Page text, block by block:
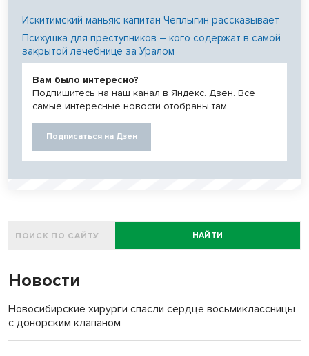
Искитимский маньяк: капитан Чеплыгин рассказывает
Психушка для преступников – кого содержат в самой
закрытой лечебнице за Уралом
Вам было интересно?
Подпишитесь на наш канал в Яндекс. Дзен. Все
самые интересные новости отобраны там.
Подписаться на Дзен
НАЙТИ
Новости
Новосибирские хирурги спасли сердце восьмиклассницы
с донорским клапаном